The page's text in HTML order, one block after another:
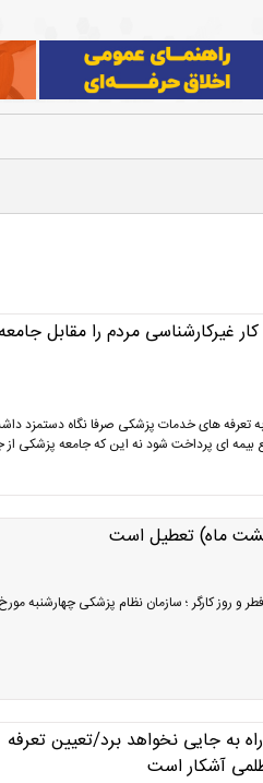
غیرکارشناسی مردم را مقابل
تعرفه های خدمات پزشکی صرفا نگاه دستمزد
بیمه ای پرداخت شود نه این که جامعه پزشکی
به جایی نخواهد برد/تعیین تعرفه
آشکار است